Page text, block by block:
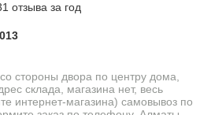
отзыва за год
стороны двора по центру дома,
склада, магазина нет, весь
интернет-магазина) самовывоз по